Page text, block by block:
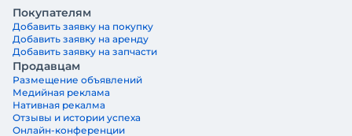
Покупателям
Добавить заявку на покупку
Добавить заявку на аренду
Добавить заявку на запчасти
Продавцам
Размещение объявлений
Медийная реклама
Нативная рекалма
Отзывы и истории успеха
Онлайн-конференции